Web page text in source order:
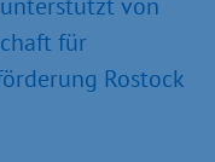
für
Rostock